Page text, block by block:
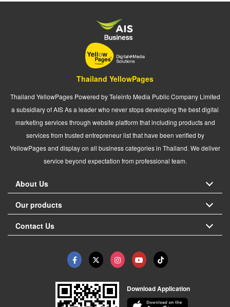
Thailand YellowPages
Thailand YellowPages Powered by Teleinfo Media Public Company Limited
a subsidiary of AIS As a leader who never stops developing the best digital
marketing services through website platform that including products and
services from trusted entrepreneur list that have been verified by
YellowPages and display on all business categories in Thailand. We deliver
service beyond expectation from professional team.
About Us
Our products
Contact Us
Download Application